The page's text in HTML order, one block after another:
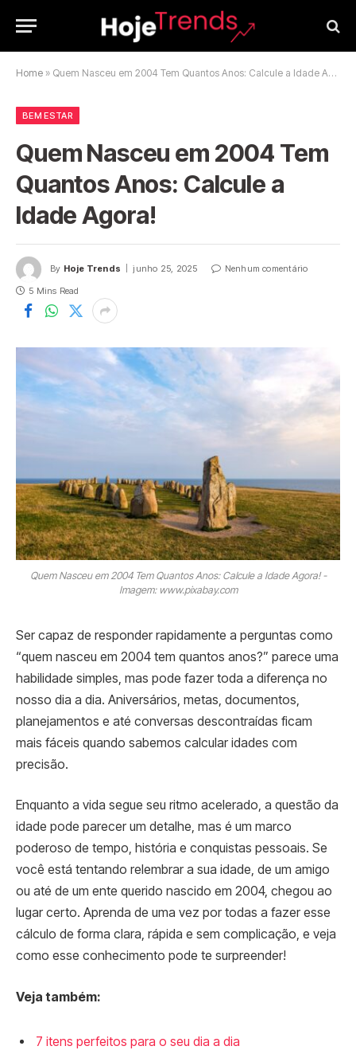
Home » Quem Nasceu em 2004 Tem Quantos Anos: Calcule a Idade Agora!
BEM ESTAR
Quem Nasceu em 2004 Tem
Quantos Anos: Calcule a
Idade Agora!
By Hoje Trends junho 25, 2025
Nenhum comentário
5 Mins Read
Quem Nasceu em 2004 Tem Quantos Anos: Calcule a Idade Agora! -
Imagem: www.pixabay.com
Ser capaz de responder rapidamente a perguntas como
“quem nasceu em 2004 tem quantos anos?” parece uma
habilidade simples, mas pode fazer toda a diferença no
nosso dia a dia. Aniversários, metas, documentos,
planejamentos e até conversas descontraídas ficam
mais fáceis quando sabemos calcular idades com
precisão.
Enquanto a vida segue seu ritmo acelerado, a questão da
idade pode parecer um detalhe, mas é um marco
poderoso de tempo, história e conquistas pessoais. Se
você está tentando relembrar a sua idade, de um amigo
ou até de um ente querido nascido em 2004, chegou ao
lugar certo. Aprenda de uma vez por todas a fazer esse
cálculo de forma clara, rápida e sem complicação, e veja
como esse conhecimento pode te surpreender!
Veja também:
7 itens perfeitos para o seu dia a dia